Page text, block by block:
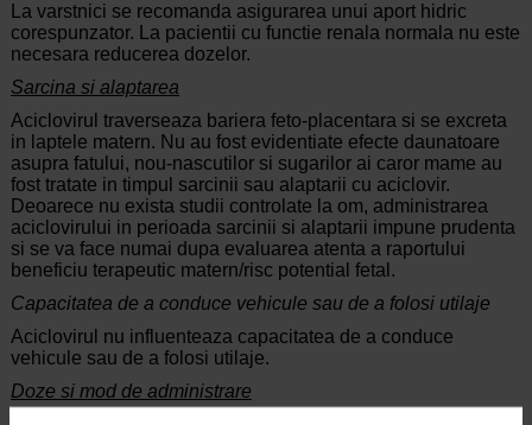
La varstnici se recomanda asigurarea unui aport hidric
corespunzator. La pacientii cu functie renala normala nu este
necesara reducerea dozelor.
Sarcina si alaptarea
Aciclovirul traverseaza bariera feto-placentara si se excreta
in laptele matern. Nu au fost evidentiate efecte daunatoare
asupra fatului, nou-nascutilor si sugarilor ai caror mame au
fost tratate in timpul sarcinii sau alaptarii cu aciclovir.
Deoarece nu exista studii controlate la om, administrarea
aciclovirului in perioada sarcinii si alaptarii impune prudenta
si se va face numai dupa evaluarea atenta a raportului
beneficiu terapeutic matern/risc potential fetal.
Capacitatea de a conduce vehicule sau de a folosi utilaje
Aciclovirul nu influenteaza capacitatea de a conduce
vehicule sau de a folosi utilaje.
Doze si mod de administrare